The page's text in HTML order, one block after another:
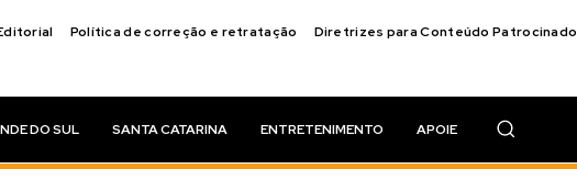
Política de correção e retratação Diretrizes para Conteúdo Patrocinado
DO SUL SANTA CATARINA ENTRETENIMENTO APOIE